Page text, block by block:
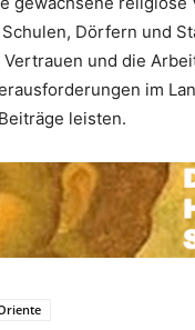
Dörfern und
und die
im
leisten.